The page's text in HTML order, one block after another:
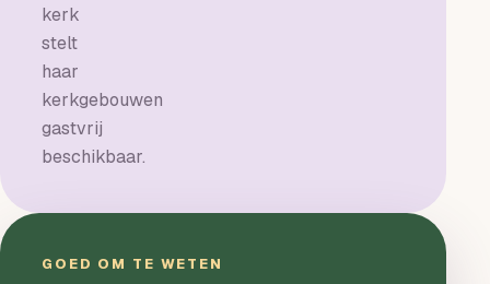
kerk
stelt
haar
kerkgebouwen
gastvrij
beschikbaar.
GOED OM TE WETEN